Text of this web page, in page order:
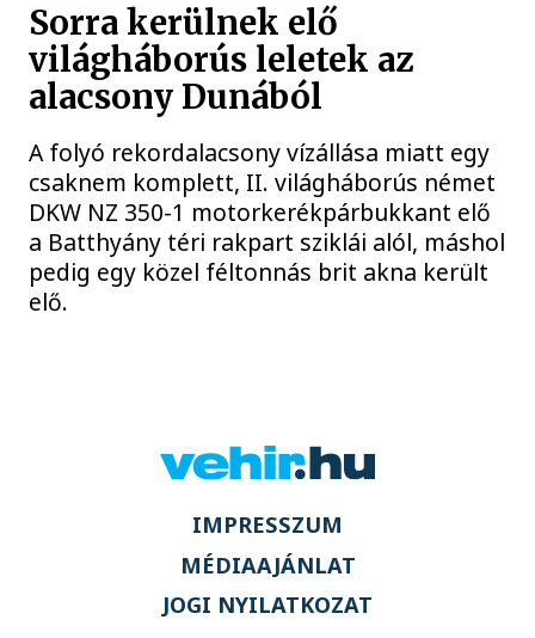
Sorra kerülnek elő
világháborús leletek az
alacsony Dunából
A folyó rekordalacsony vízállása miatt egy
csaknem komplett, II. világháborús német
DKW NZ 350-1 motorkerékpárbukkant elő
a Batthyány téri rakpart sziklái alól, máshol
pedig egy közel féltonnás brit akna került
elő.
IMPRESSZUM
MÉDIAAJÁNLAT
JOGI NYILATKOZAT